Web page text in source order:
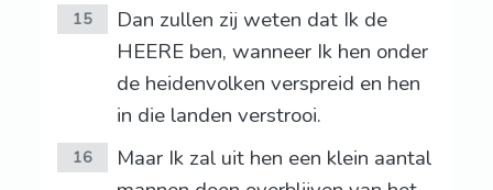
15
Dan zullen zij weten dat Ik de
HEERE ben, wanneer Ik hen onder
de heidenvolken verspreid en hen
in die landen verstrooi.
16
Maar Ik zal uit hen een klein aantal